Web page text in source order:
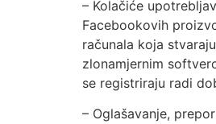
– Kolačiće
Facebookovih
računala koja
zlonamjernim
se registriraju radi
– Oglašavanje,